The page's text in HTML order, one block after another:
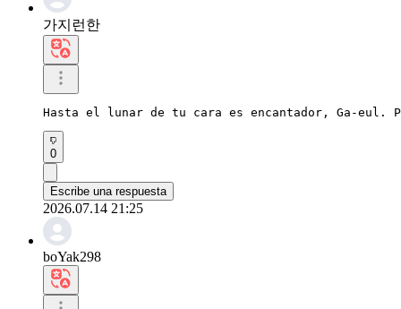
가지런한
Hasta el lunar de tu cara es encantador, Ga-eul.
0
Escribe una respuesta
2026.07.14 21:25
boYak298